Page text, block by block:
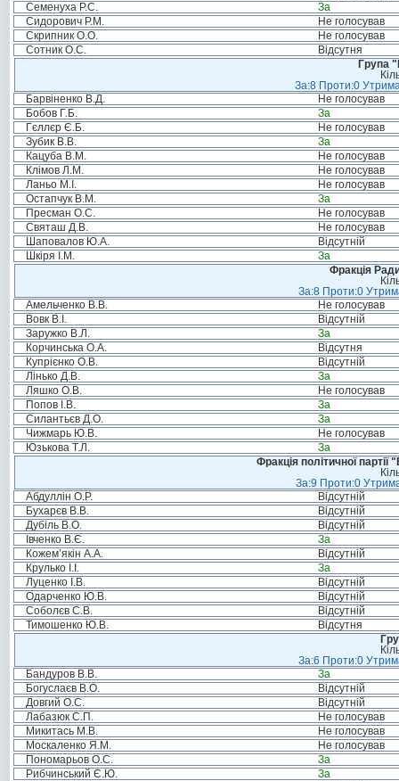
Семенуха Р.С.
За
Сидорович Р.М.
Не голосував
Скрипник О.О.
Не голосував
Сотник О.С.
Відсутня
Група
За:8 Проти:0
Барвіненко В.Д.
Не голосував
Бобов Г.Б.
За
Гєллєр Є.Б.
Не голосував
Зубик В.В.
За
Кацуба В.М.
Не голосував
Клімов Л.М.
Не голосував
Ланьо М.І.
Не голосував
Остапчук В.М.
За
Пресман О.С.
Не голосував
Святаш Д.В.
Не голосував
Шаповалов Ю.А.
Відсутній
Шкіря І.М.
За
Фракція
За:8 Проти:0
Амельченко В.В.
Не голосував
Вовк В.І.
Відсутній
Заружко В.Л.
За
Корчинська О.А.
Відсутня
Купрієнко О.В.
Відсутній
Лінько Д.В.
За
Ляшко О.В.
Не голосував
Попов І.В.
За
Силантьєв Д.О.
За
Чижмарь Ю.В.
Не голосував
Юзькова Т.Л.
За
Фракція політичної
За:9 Проти:0
Абдуллін О.Р.
Відсутній
Бухарєв В.В.
Відсутній
Дубіль В.О.
Відсутній
Івченко В.Є.
За
Кожем’якін А.А.
Відсутній
Крулько І.І.
За
Луценко І.В.
Відсутній
Одарченко Ю.В.
Відсутній
Соболєв С.В.
Відсутній
Тимошенко Ю.В.
Відсутня
За:6 Проти:0
Бандуров В.В.
За
Богуслаєв В.О.
Відсутній
Довгий О.С.
Відсутній
Лабазюк С.П.
Не голосував
Микитась М.В.
Не голосував
Москаленко Я.М.
Не голосував
Пономарьов О.С.
За
Рибчинський Є.Ю.
За